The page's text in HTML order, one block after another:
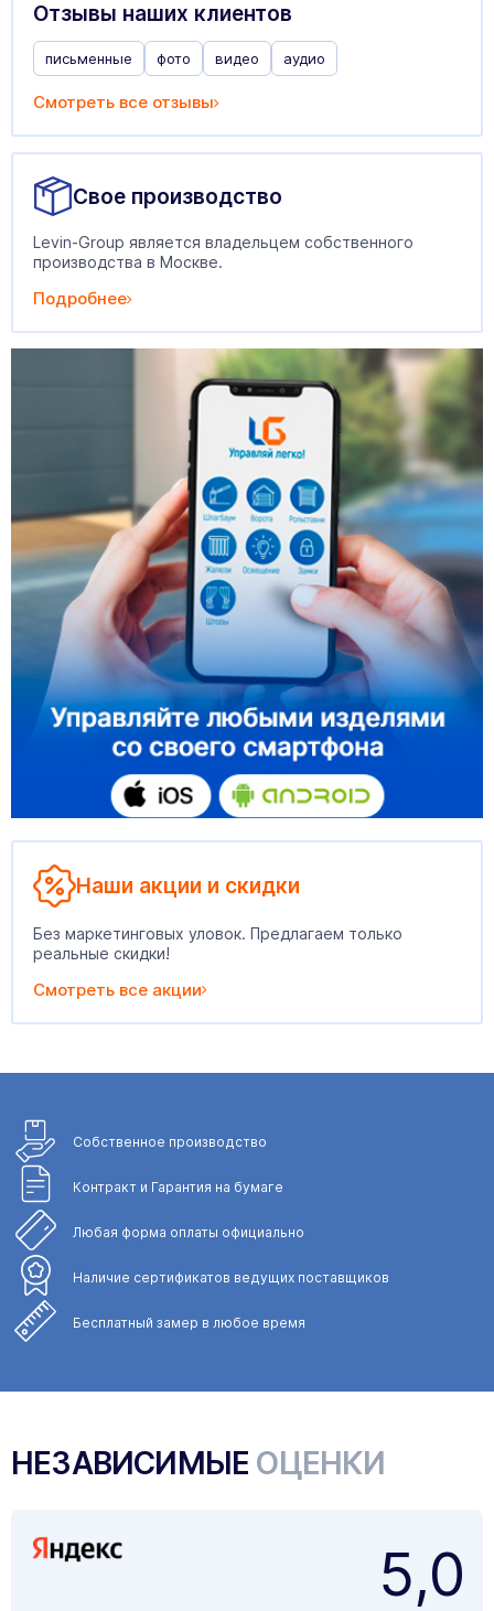
Отзывы наших клиентов
письменные фото видео аудио
Смотреть все отзывы
Свое производство
Levin-Group является владельцем собственного
производства в Москве.
Подробнее
Наши акции и скидки
Без маркетинговых уловок. Предлагаем только
реальные скидки!
Смотреть все акции
Собственное производство
Контракт и Гарантия на бумаге
Любая форма оплаты официально
Наличие сертификатов ведущих поставщиков
Бесплатный замер в любое время
НЕЗАВИСИМЫЕ ОЦЕНКИ
5,0